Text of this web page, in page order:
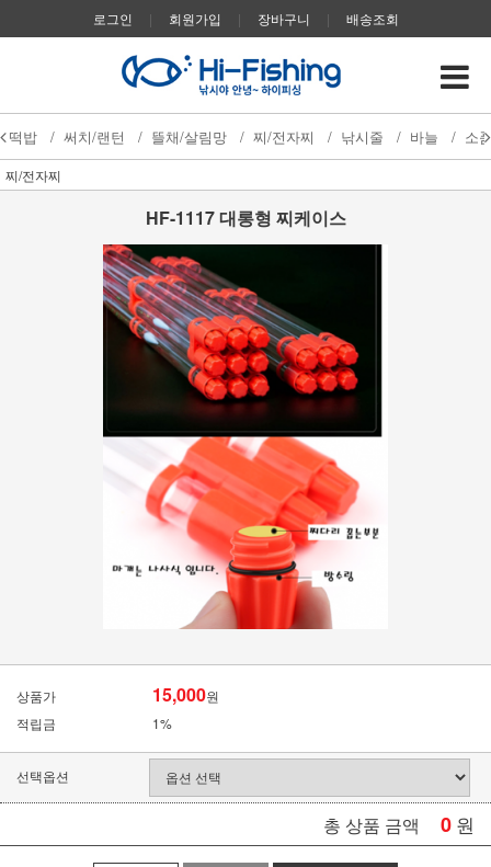
로그인 | 회원가입 | 장바구니 | 배송조회
떡밥 / 써치/랜턴 / 뜰채/살림망 / 찌/전자찌 / 낚시줄 / 바늘 / 소
찌/전자찌
HF-1117 대롱형 찌케이스
상품가 15,000원
적립금
1%
선택옵션
총 상품 금액 0 원